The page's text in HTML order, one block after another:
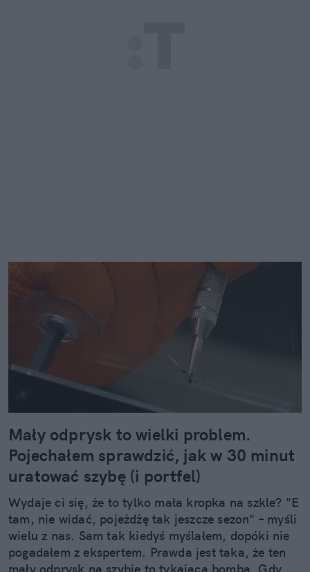
Mały odprysk to wielki problem.
Pojechałem sprawdzić, jak w 30 minut
uratować szybę (i portfel)
Wydaje ci się, że to tylko mała kropka na szkle? "E
tam, nie widać, pojeżdżę tak jeszcze sezon" – myśli
wielu z nas. Sam tak kiedyś myślałem, dopóki nie
pogadałem z ekspertem. Prawda jest taka, że ten